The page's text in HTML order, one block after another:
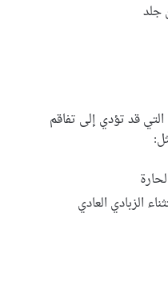
جلد
قد تؤدي إلى تفاقم
الزبادي العادي